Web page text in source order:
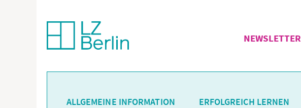
NEWSLETTER
ALLGEMEINE INFORMATION ERFOLGREICH LERNEN